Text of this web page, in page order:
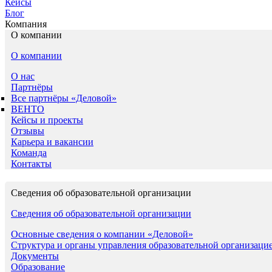
Кейсы
Блог
Компания
О компании
О компании
О нас
Партнёры
Все партнёры «Деловой»
ВЕНТО
Кейсы и проекты
Отзывы
Карьера и вакансии
Команда
Контакты
Сведения об образовательной организации
Сведения об образовательной организации
Основные сведения о компании «Деловой»
Структура и органы управления образовательной
Документы
Образование